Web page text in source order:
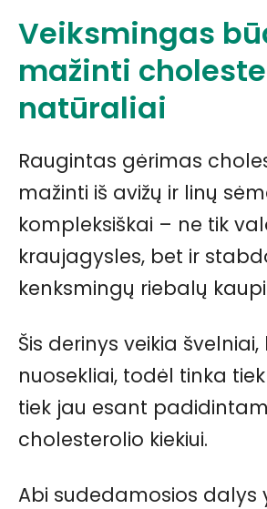
Veiksmingas
mažinti
natūraliai
Raugintas gėrimas
mažinti iš avižų ir linų
kompleksiškai – ne tik
kraujagysles, bet ir
kenksmingų riebalų
Šis derinys veikia švelniai,
nuosekliai, todėl tinka
tiek jau esant padidintam
cholesterolio kiekiui.
Abi sudedamosios dalys